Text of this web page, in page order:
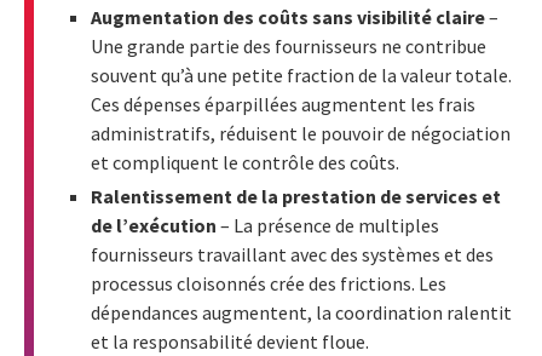
Augmentation des coûts sans visibilité claire–
Une grande partie des fournisseurs ne contribue
souvent qu’à une petite fraction de la valeur totale.
Ces dépenses éparpillées augmentent les frais
administratifs, réduisent le pouvoir de négociation
et compliquent le contrôle des coûts.
Ralentissement de la prestation de services et
de l’exécution – La présence de multiples
fournisseurs travaillant avec des systèmes et des
processus cloisonnés crée des frictions. Les
dépendances augmentent, la coordination ralentit
et la responsabilité devient floue.